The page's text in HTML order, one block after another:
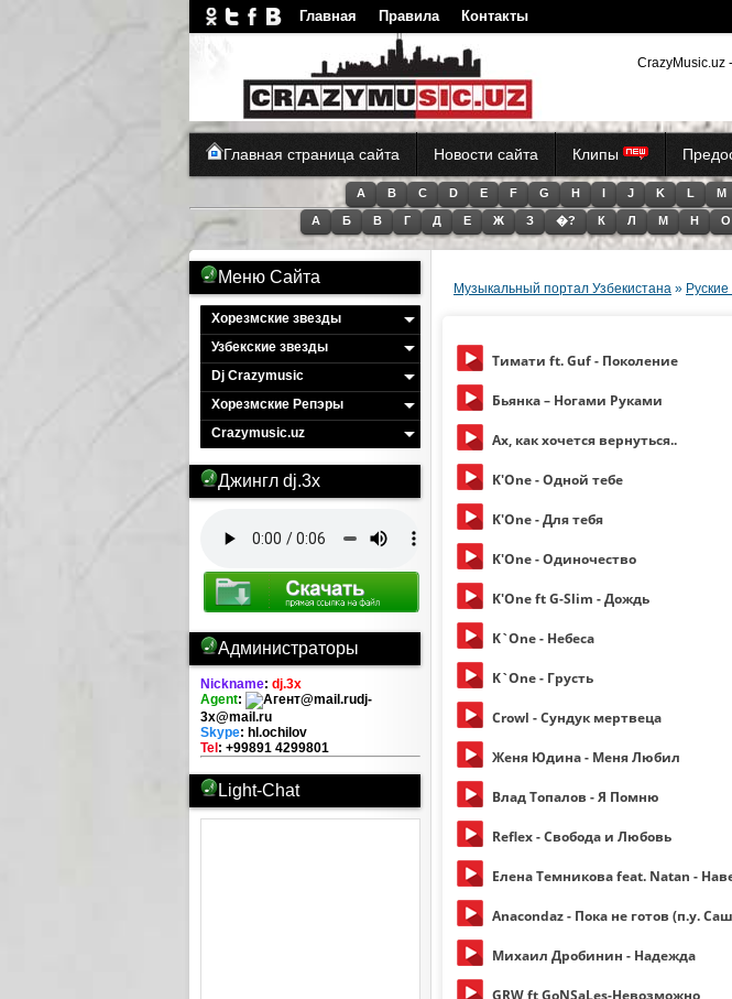
Главная Правила Контакты
CrazyMusic.uz -
Главная страница сайта Новости сайта Клипы
A B C D E F G H I J K L M
А Б В Г Д Е Ж З �? К Л М Н О
Меню Сайта
Хорезмские звезды
Узбекские звезды
Dj Crazymusic
Хорезмские Репэры
Crazymusic.uz
Джингл dj.3x
Администраторы
Nickname: dj.3x
Agent:
dj-
3x@mail.ru
Skype: hl.ochilov
Tel : +99891 4299801
Light-Chat
Музыкальный портал Узбекистана »
Тимати ft. Guf - Поколение
Бьянка – Ногами Руками
Ах, как хочется вернуться..
K'One - Одной тебе
K'One - Для тебя
K'One - Одиночество
K'One ft G-Slim - Дождь
K`One - Небеса
K`One - Грусть
Crowl - Сундук мертвеца
Женя Юдина - Меня Любил
Влад Топалов - Я Помню
Reflex - Свобода и Любовь
Елена Темникова feat. Natan -
Anacondaz - Пока не готов (п.у.
Михаил Дробинин - Надежда
GRW ft GoNSaLes-Невозможно